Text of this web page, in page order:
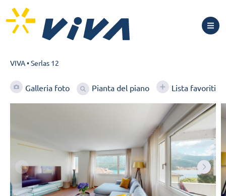
VIVA•Serlas 12
Galleria foto Pianta del piano Lista favoriti